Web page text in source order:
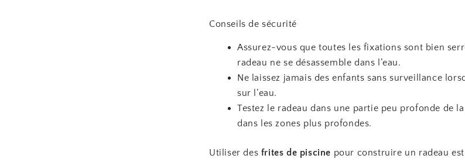
Conseils de sécurité
Assurez-vous que toutes les fixations sont bien
radeau ne se désassemble dans l’eau.
Ne laissez jamais des enfants sans surveillance
sur l’eau.
Testez le radeau dans une partie peu profonde de
dans les zones plus profondes.
Utiliser des frites de piscine pour construire un radeau